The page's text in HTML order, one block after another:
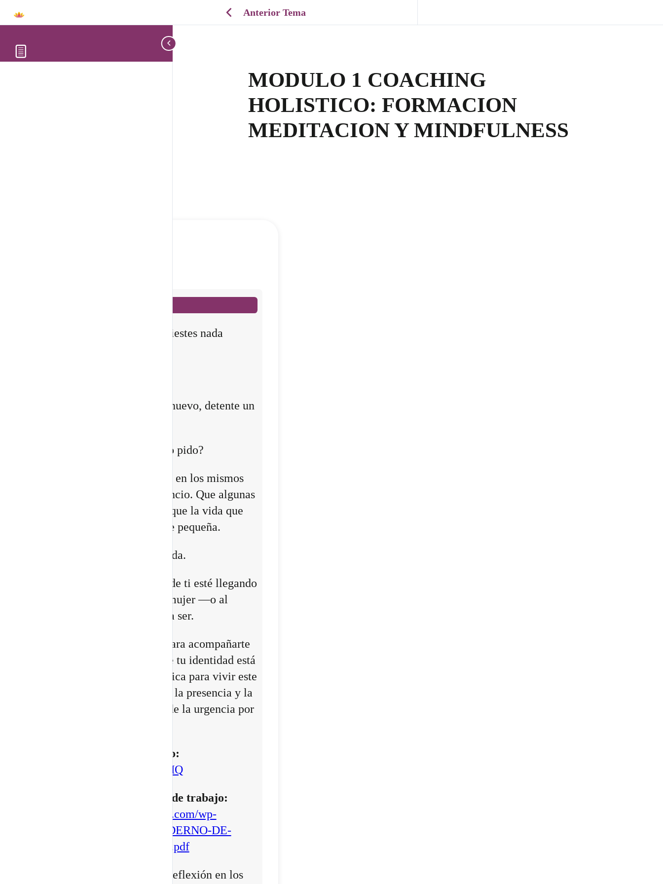
Anterior Tema
MODULO 1 COACHING
HOLISTICO: FORMACION
MEDITACION Y MINDFULNESS
, no manifiestes nada
Antes de pedirle a la vida algo nuevo, detente un
¿Quién estoy siendo mientras lo pido?
Quizá sientes que ya no encajas en los mismos
lugares. Que necesitas más silencio. Que algunas
relaciones están cambiando. O que la vida que
construiste comienza a quedarte pequeña.
Eso no significa que estés perdida.
Puede que una antigua versión de ti esté llegando
a su fin para abrir espacio a la mujer —o al
hombre— que estás llamada/o a ser.
He preparado un nuevo vídeo para acompañarte
a reconocer las 8 señales de que tu identidad está
cambiando, junto con una práctica para vivir este
Portal 8/8 desde la consciencia, la presencia y la
transformación interior, no desde la urgencia por
Mira aquí el vídeo completo:
https://youtu.be/BoVcVcLCNMQ
Descarga aqui tu cuaderno de trabajo:
https://escuelatransformacional.com/wp-
content/uploads/2026/08/CUADERNO-DE-
ESCRITURA-POTAL-88-2026.pdf
Después de verlo, comparte tu reflexión en los